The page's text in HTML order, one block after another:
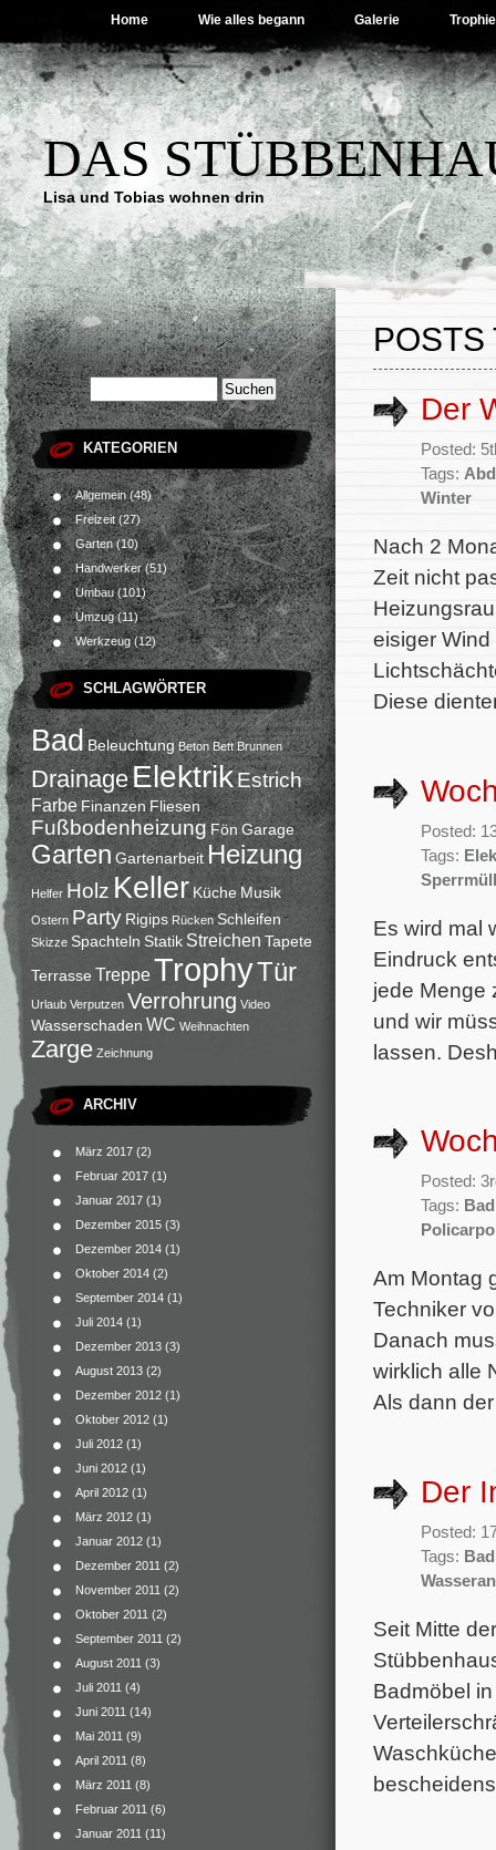
Home Wie alles begann Galerie
DAS
Lisa und Tobias wohnen drin
KATEGORIEN
Allgemein(48)
Freizeit (27)
Garten(10)
Handwerker(51)
Umbau(101)
Umzug(11)
Werkzeug(12)
SCHLAGWÖRTER
BadBeleuchtung Beton Bett Brunnen
DrainageElektrikEstrich
Farbe FinanzenFliesen
Fußbodenheizung Fön Garage
Garten Gartenarbeit Heizung
Helfer Holz Keller Küche Musik
Ostern Party Rigips Rücken Schleifen
Skizze Spachteln StatikStreichen Tapete
Terrasse TreppeTrophyTür
Urlaub Verputzen Verrohrung Video
Wasserschaden WC Weihnachten
Zarge Zeichnung
ARCHIV
März 2017 (2)
Februar 2017 (1)
Januar 2017 (1)
Dezember 2015 (3)
Dezember 2014 (1)
Oktober 2014 (2)
September 2014 (1)
Juli 2014 (1)
Dezember 2013 (3)
August 2013 (2)
Dezember 2012 (1)
Oktober 2012 (1)
Juli 2012 (1)
Juni 2012 (1)
April 2012 (1)
März 2012 (1)
Januar 2012 (1)
Dezember 2011 (2)
November 2011 (2)
Oktober 2011 (2)
September 2011 (2)
August 2011 (3)
Juli 2011 (4)
Juni 2011 (14)
Mai 2011 (9)
April 2011 (8)
März 2011 (8)
Februar 2011 (6)
Januar 2011 (11)
POSTS
Der
Posted:
Tags:
Winter
Nach 2
Zeit nicht
eisiger
Diese
Posted:
Tags:
Sperrmüll
Es wird mal
Eindruck
jede Menge
und wir
lassen.
Posted:
Tags: Bad
Policarpo
Am Montag
Techniker
Danach
wirklich alle
Als dann
Der
Posted:
Tags: Bad
Seit Mitte
Badmöbel